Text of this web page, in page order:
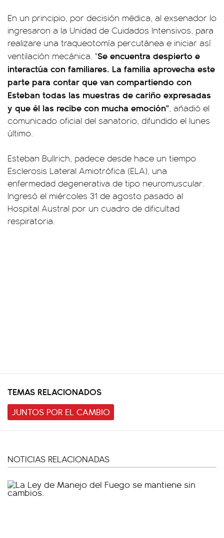
En un principio, por decisión médica, al exsenador lo
ingresaron a la Unidad de Cuidados Intensivos, para
realizare una traqueotomía percutánea e iniciar así
ventilación mecánica. "Se encuentra despierto e
interactúa con familiares. La familia aprovecha este
parte para contar que van compartiendo con
Esteban todas las muestras de cariño expresadas
y que él las recibe con mucha emoción", añadió el
comunicado oficial del sanatorio, difundido el lunes
último.
Esteban Bullrich, padece desde hace un tiempo
Esclerosis Lateral Amiotrófica (ELA), una
enfermedad degenerativa de tipo neuromuscular.
Ingresó el miércoles 31 de agosto pasado al
Hospital Austral por un cuadro de dificultad
respiratoria.
TEMAS RELACIONADOS
JUNTOS POR EL CAMBIO
NOTICIAS RELACIONADAS